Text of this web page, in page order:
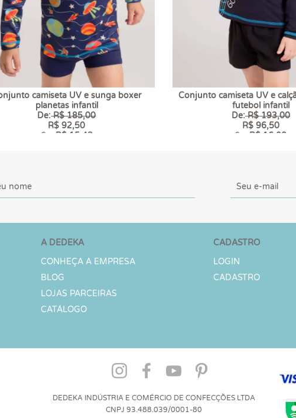
camiseta UV e sunga boxer
planetas infantil
De:R$ 185,00
R$ 92,50
6 x R$ 15,42
Conjunto camiseta UV e
futebol infantil
De:R$ 193,00
R$ 96,50
6 x R$ 16,08
A DEDEKA
CONHEÇA A EMPRESA
BLOG
LOJAS PARCEIRAS
CATÁLOGO
CADASTRO
LOGIN
CADASTRO
DEDEKA INDÚSTRIA E COMÉRCIO DE CONFECÇÕES LTDA
CNPJ 93.488.039/0001-80